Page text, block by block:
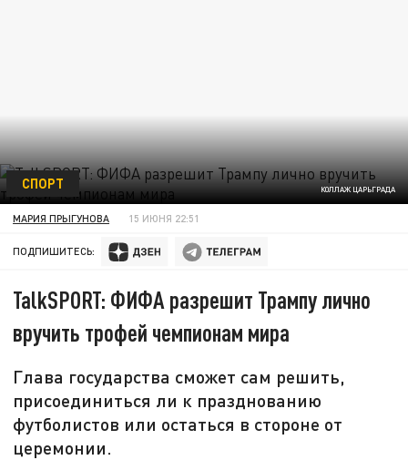
КОЛЛАЖ ЦАРЬГРАДА
СПОРТ
МАРИЯ ПРЫГУНОВА 15 ИЮНЯ 22:51
ПОДПИШИТЕСЬ:
TalkSPORT: ФИФА разрешит Трампу лично
вручить трофей чемпионам мира
Глава государства сможет сам решить,
присоединиться ли к празднованию
футболистов или остаться в стороне от
церемонии.